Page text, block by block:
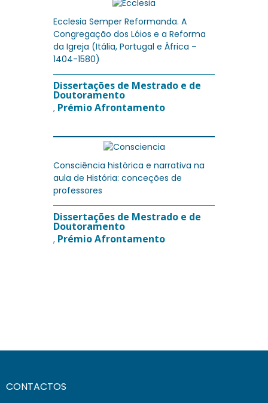
Ecclesia Semper Reformanda. A
Congregação dos Lóios e a Reforma
da Igreja (Itália, Portugal e África –
1404-1580)
Dissertações de Mestrado e de
Doutoramento
, Prémio Afrontamento
Consciência histórica e narrativa na
aula de História: conceções de
professores
Dissertações de Mestrado e de
Doutoramento
, Prémio Afrontamento
CONTACTOS